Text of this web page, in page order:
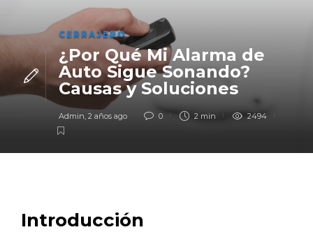
CERRAJERO
¿Por Qué Mi Alarma de
Auto Sigue Sonando?
Causas y Soluciones
Admin, 2 años ago 0 2 min 2494
Introducción